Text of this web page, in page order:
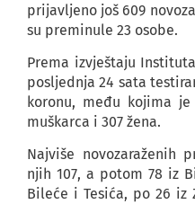
prijavljeno još 609
su preminule 23 osobe.
Prema izvještaju
posljednja 24 sata
koronu, među kojima
muškarca i 307 žena.
Najviše novozaraženih
njih 107, a potom 78 iz
Bileće i Tesića, po 26 iz